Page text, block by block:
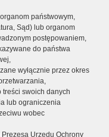
państwowym,
Sąd) lub organom
postępowaniem,
do państwa
wyłącznie przez okres
treści swoich danych
lub ograniczenia
wobec
Urzędu Ochrony